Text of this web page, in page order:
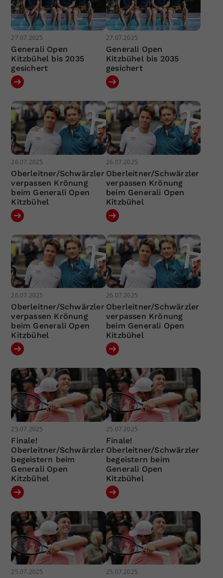
27.07.2025
Generali Open
Kitzbühel bis 2035
gesichert
27.07.2025
Generali Open
Kitzbühel bis 2035
gesichert
26.07.2025
Oberleitner/Schwärzler
verpassen Krönung
beim Generali Open
Kitzbühel
26.07.2025
Oberleitner/Schwärzler
verpassen Krönung
beim Generali Open
Kitzbühel
26.07.2025
Oberleitner/Schwärzler
verpassen Krönung
beim Generali Open
Kitzbühel
26.07.2025
Oberleitner/Schwärzler
verpassen Krönung
beim Generali Open
Kitzbühel
25.07.2025
Finale!
Oberleitner/Schwärzler
begeistern beim
Generali Open
Kitzbühel
25.07.2025
Finale!
Oberleitner/Schwärzler
begeistern beim
Generali Open
Kitzbühel
25.07.2025 25.07.2025